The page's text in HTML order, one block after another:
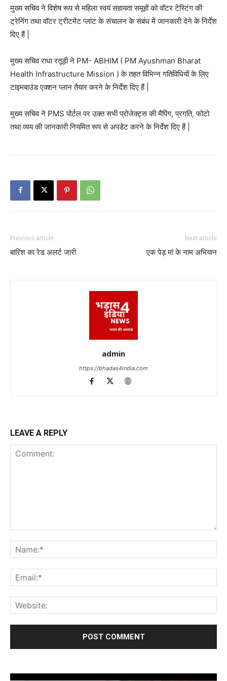
मुख्य सचिव ने विशेष रूप से महिला स्वयं सहायता समूहों को वॉटर टेस्टिंग की
ट्रेनिंग तथा वॉटर ट्रीटमेंट प्लांट के संचालन के संबंध में जानकारी देने के निर्देश
दिए हैं |
मुख्य सचिव राधा रतूड़ी ने PM- ABHIM ( PM Ayushman Bharat
Health Infrastructure Mission ) के तहत विभिन्न गतिविधियों के लिए
टाइमबाउंड एक्शन प्लान तैयार करने के निर्देश दिए हैं |
मुख्य सचिव ने PMS पोर्टल पर उक्त सभी प्रोजेक्ट्स की मैपिंग, प्रगति, फोटो
तथा व्यय की जानकारी नियमित रूप से अपडेट करने के निर्देश दिए हैं |
Previous article
बारिश का रेड अलर्ट जारी
Next article
एक पेड़ मां के नाम अभियान
admin
https://bhadas4india.com
LEAVE A REPLY